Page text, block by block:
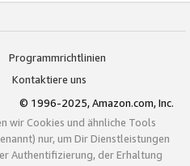
Programmrichtlinien
Kontaktiere uns
© 1996-2025, Amazon.com, Inc.
wir Cookies und ähnliche Tools
nur, um Dir Dienstleistungen
Authentifizierung, der Erhaltung